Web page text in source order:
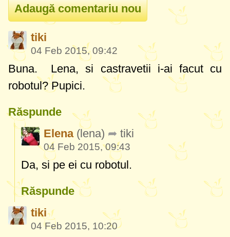
tiki
04 Feb 2015, 09:42
Buna. Lena, si castravetii i-ai facut cu
robotul? Pupici.
Răspunde
Elena (lena) tiki
04 Feb 2015, 09:43
Da, si pe ei cu robotul.
Răspunde
tiki
04 Feb 2015, 10:20